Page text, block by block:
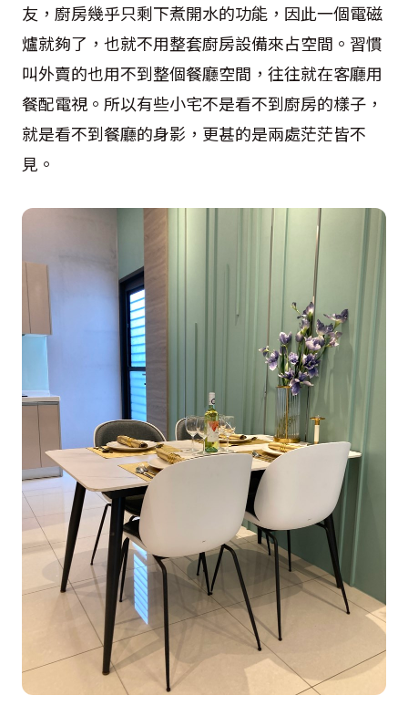
友，廚房幾乎只剩下煮開水的功能，因此一個電磁
爐就夠了，也就不用整套廚房設備來占空間。習慣
叫外賣的也用不到整個餐廳空間，往往就在客廳用
餐配電視。所以有些小宅不是看不到廚房的樣子，
就是看不到餐廳的身影，更甚的是兩處茫茫皆不
見。